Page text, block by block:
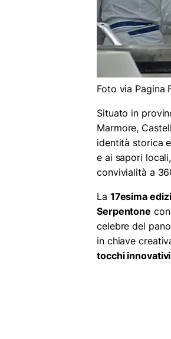
Foto via Pagina
Situato in
Marmore,
identità storica
e ai sapori
convivialità a
La 17esima
Serpentone
celebre del
in chiave
tocchi innovativi